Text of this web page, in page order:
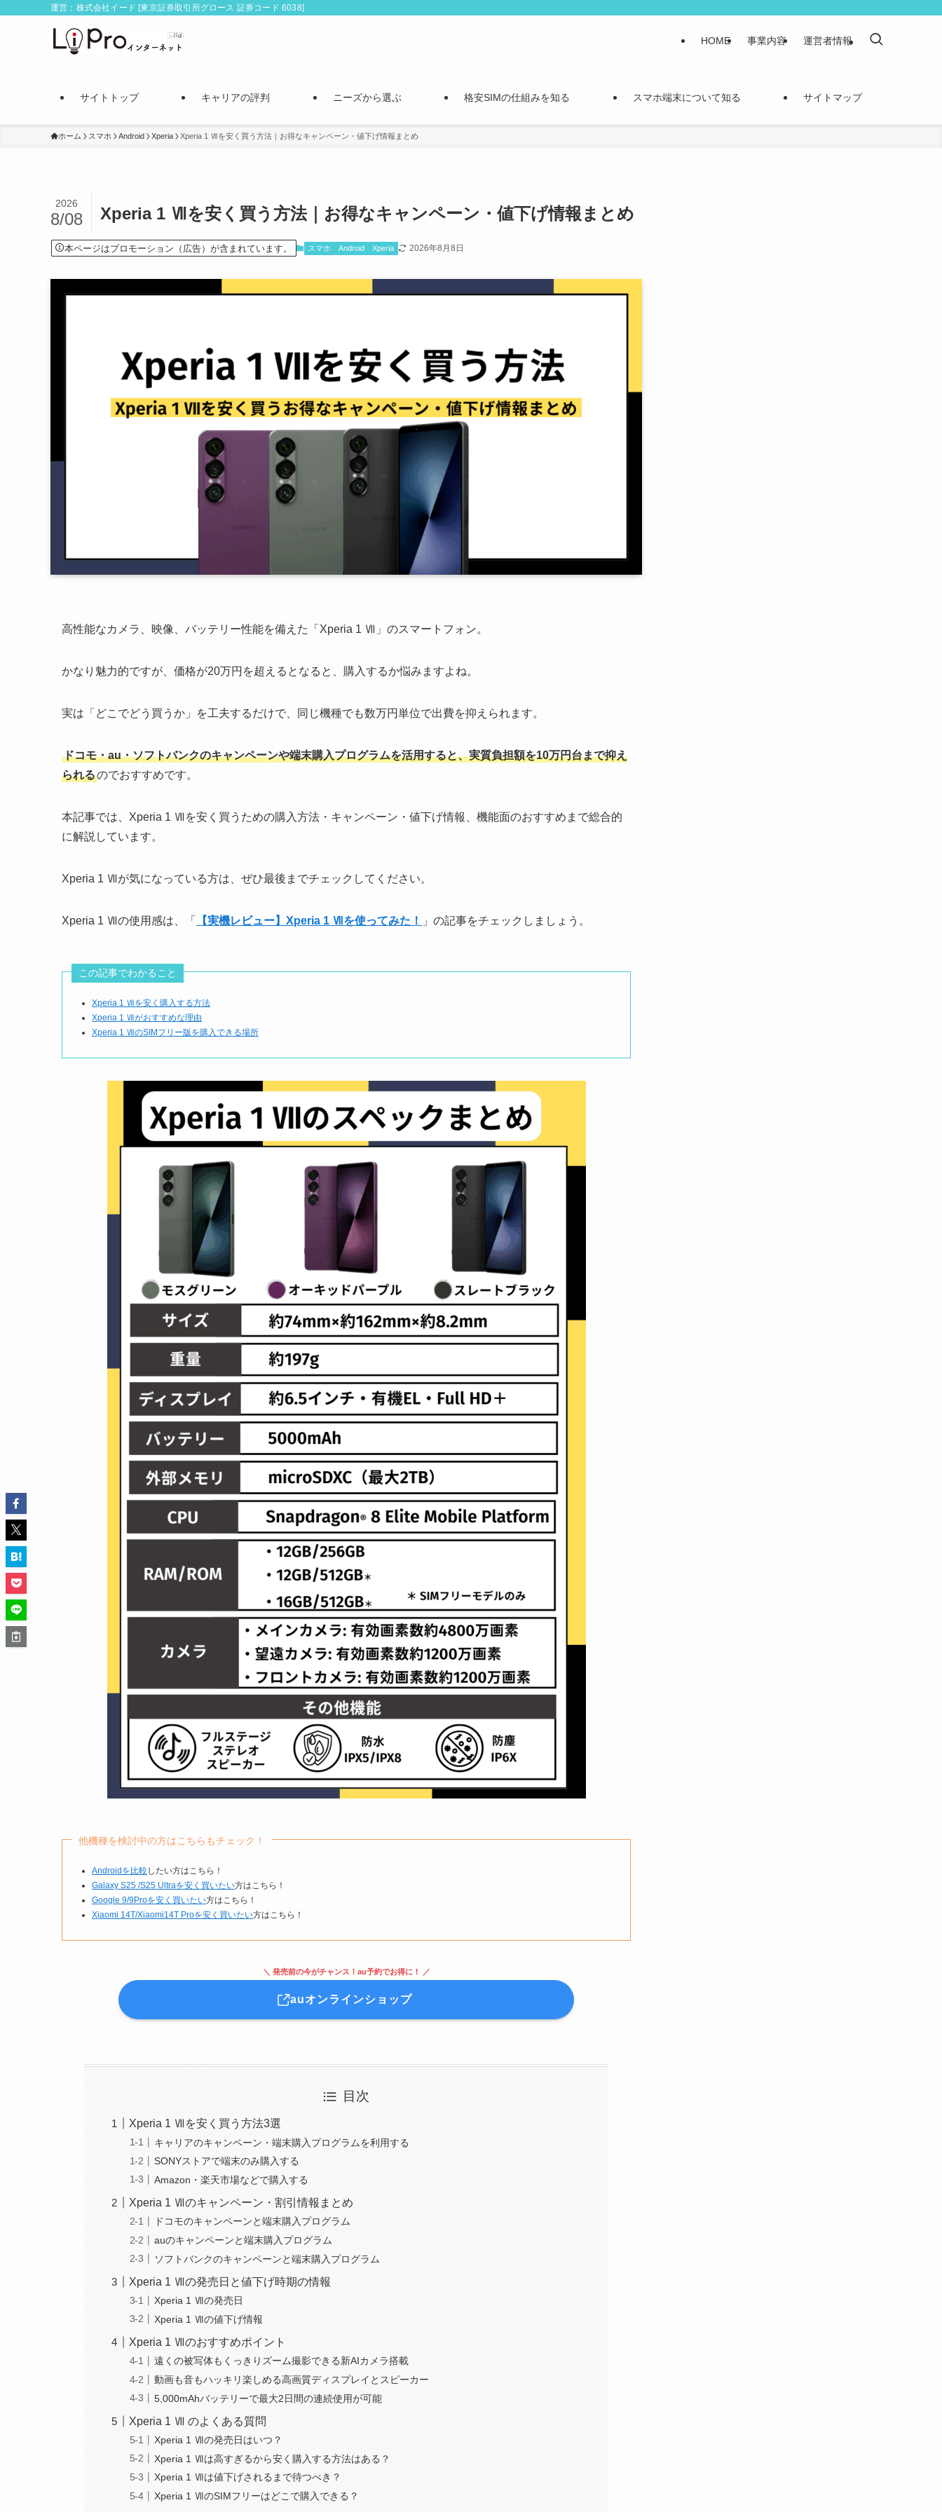
運営：株式会社イード [東京証券取引所グロース 証券コード 6038]
HOME 事業内容 運営者情報
サイトトップ キャリアの評判 ニーズから選ぶ 格安SIMの仕組みを知る スマホ端末について知る サイトマップ
ホーム スマホ Android Xperia Xperia 1 Ⅶを安く買う方法｜お得なキャンペーン・値下げ情報まとめ
Xperia 1 Ⅶを安く買う方法｜お得なキャンペーン・値下げ情報まとめ
2026
8/08
本ページはプロモーション（広告）が含まれています。 スマホ Android Xperia 2026年8月8日
高性能なカメラ、映像、バッテリー性能を備えた「Xperia 1 Ⅶ」のスマートフォン。
かなり魅力的ですが、価格が20万円を超えるとなると、購入するか悩みますよね。
実は「どこでどう買うか」を工夫するだけで、同じ機種でも数万円単位で出費を抑えられます。
ドコモ・au・ソフトバンクのキャンペーンや端末購入プログラムを活用すると、実質負担額を10万円台まで抑え
られるのでおすすめです。
本記事では、Xperia 1 Ⅶを安く買うための購入方法・キャンペーン・値下げ情報、機能面のおすすめまで総合的
に解説しています。
Xperia 1 Ⅶが気になっている方は、ぜひ最後までチェックしてください。
Xperia 1 Ⅶの使用感は、「 【実機レビュー】Xperia 1 Ⅶを使ってみた！ 」の記事をチェックしましょう。
この記事でわかること
Xperia 1 Ⅶを安く購入する方法
Xperia 1 Ⅶがおすすめな理由
Xperia 1 ⅦのSIMフリー版を購入できる場所
他機種を検討中の方はこちらもチェック！
Androidを比較 したい方はこちら！
Galaxy S25 /S25 Ultraを安く買いたい方はこちら！
Google 9/9Proを安く買いたい方はこちら！
Xiaomi 14T/Xiaomi14T Proを安く買いたい方はこちら！
＼ 発売前の今がチャンス！au予約でお得に！ ／
auオンラインショップ
目次
Xperia 1 Ⅶを安く買う方法3選
キャリアのキャンペーン・端末購入プログラムを利用する
SONYストアで端末のみ購入する
Amazon・楽天市場などで購入する
Xperia 1 Ⅶのキャンペーン・割引情報まとめ
ドコモのキャンペーンと端末購入プログラム
auのキャンペーンと端末購入プログラム
ソフトバンクのキャンペーンと端末購入プログラム
Xperia 1 Ⅶの発売日と値下げ時期の情報
Xperia 1 Ⅶの発売日
Xperia 1 Ⅶの値下げ情報
Xperia 1 Ⅶのおすすめポイント
遠くの被写体もくっきりズーム撮影できる新AIカメラ搭載
動画も音もハッキリ楽しめる高画質ディスプレイとスピーカー
5,000mAhバッテリーで最大2日間の連続使用が可能
Xperia 1 Ⅶ のよくある質問
Xperia 1 Ⅶの発売日はいつ？
Xperia 1 Ⅶは高すぎるから安く購入する方法はある？
Xperia 1 Ⅶは値下げされるまで待つべき？
Xperia 1 ⅦのSIMフリーはどこで購入できる？